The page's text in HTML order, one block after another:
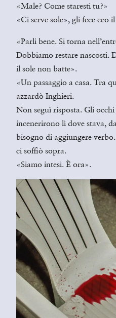
«Male? Come staresti tu?»
«Ci serve sole», gli fece eco
«Parli bene. Si torna
Dobbiamo restare nascosti.
il sole non batte».
«Un passaggio a casa. Tra
azzardò Inghieri.
Non seguì risposta. Gli
incenerirono lì dove stava,
bisogno di aggiungere
ci soffiò sopra.
«Siamo intesi. È ora».